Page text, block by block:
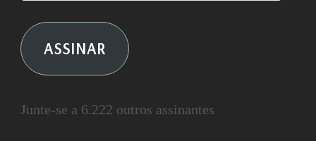
ASSINAR
Junte-se a 6.222 outros assinantes